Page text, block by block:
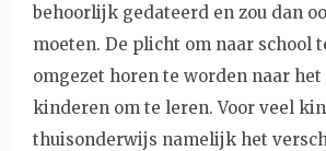
behoorlijk gedateerd en zou dan
moeten. De plicht om naar school
omgezet horen te worden naar
kinderen om te leren. Voor veel
thuisonderwijs namelijk het